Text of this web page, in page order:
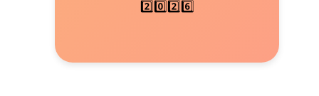
2️⃣0️⃣2️⃣6️⃣